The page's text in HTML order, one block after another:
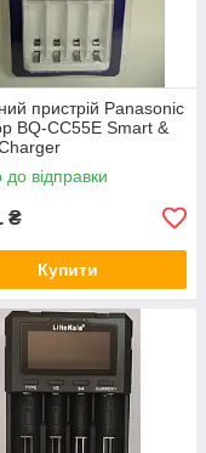
оригінальні
цінами
акумуляторних
потрібної надаємо
замовлення.
пристрій Panasonic
BQ-CC55E Smart &
до відправки
₴
Купити